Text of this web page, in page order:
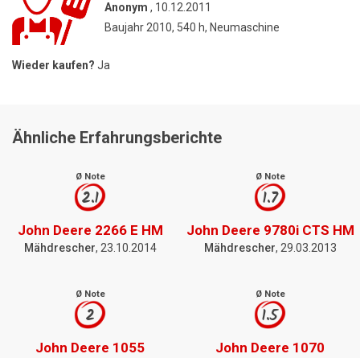
Anonym , 10.12.2011
Baujahr 2010, 540 h, Neumaschine
Wieder kaufen? Ja
Ähnliche Erfahrungsberichte
Ø Note
2.1
John Deere 2266 E HM
Mähdrescher, 23.10.2014
Ø Note
1.7
John Deere 9780i CTS HM
Mähdrescher, 29.03.2013
Ø Note
2
John Deere 1055
Ø Note
1.5
John Deere 1070